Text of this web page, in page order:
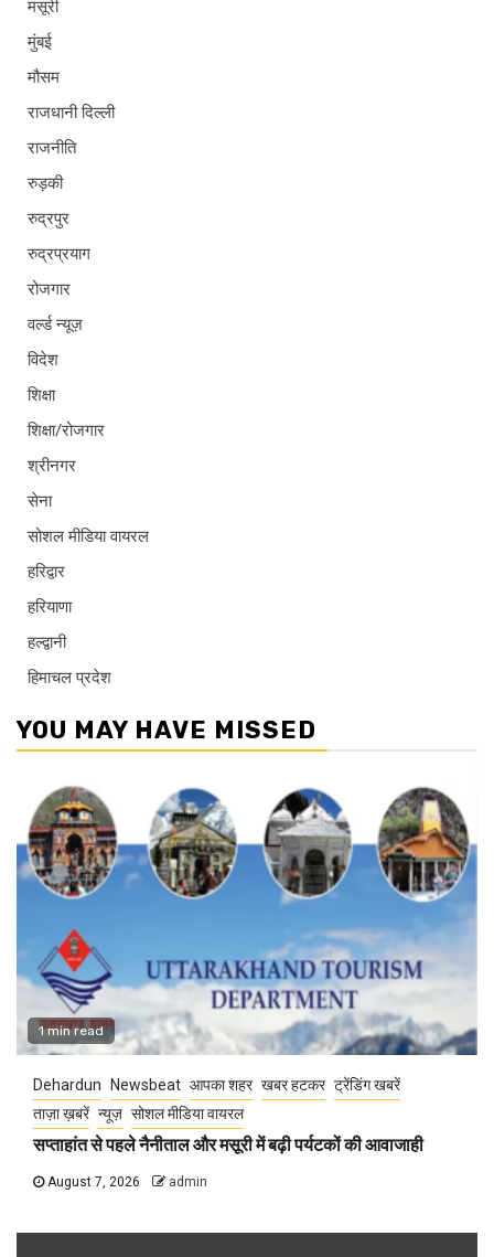
मसूरी
मुंबई
मौसम
राजधानी दिल्ली
राजनीति
रुड़की
रुद्रपुर
रुद्रप्रयाग
रोजगार
वर्ल्ड न्यूज़
विदेश
शिक्षा
शिक्षा/रोजगार
श्रीनगर
सेना
सोशल मीडिया वायरल
हरिद्वार
हरियाणा
हल्द्वानी
हिमाचल प्रदेश
YOU MAY HAVE MISSED
1 min read
Dehardun Newsbeat आपका शहर खबर हटकर ट्रेंडिंग खबरें
ताज़ा ख़बरें न्यूज़ सोशल मीडिया वायरल
सप्ताहांत से पहले नैनीताल और मसूरी में बढ़ी पर्यटकों की आवाजाही
August 7, 2026 admin